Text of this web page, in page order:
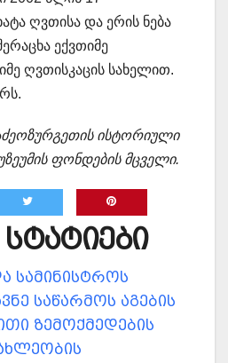
ღვთისა და ერის ნება
ექვთიმე
ღვთისკაცის სახელით.
ისტორიული
ფონდების მცველი.
სტატიები
სამინისტროს
საწარმოს აგების
ზემოქმედების